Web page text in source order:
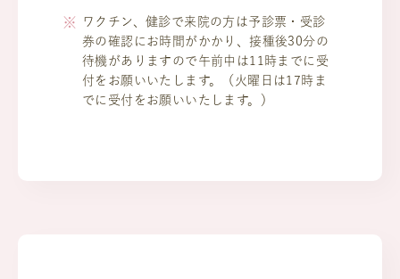
ワクチン、健診で来院の方は予診票・受診
券の確認にお時間がかかり、接種後30分の
待機がありますので午前中は11時までに受
付をお願いいたします。（火曜日は17時ま
でに受付をお願いいたします。）